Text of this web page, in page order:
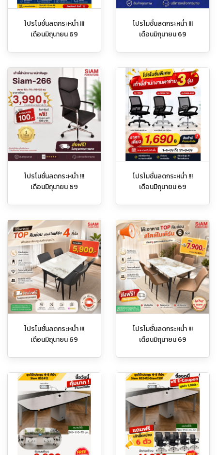
โปรโมชั่นลดกระหน่ำ !!!
เดือนมิถุนายน 69
โปรโมชั่นลดกระหน่ำ !!!
เดือนมิถุนายน 69
โปรโมชั่นลดกระหน่ำ !!!
เดือนมิถุนายน 69
โปรโมชั่นลดกระหน่ำ !!!
เดือนมิถุนายน 69
โปรโมชั่นลดกระหน่ำ !!!
เดือนมิถุนายน 69
โปรโมชั่นลดกระหน่ำ !!!
เดือนมิถุนายน 69